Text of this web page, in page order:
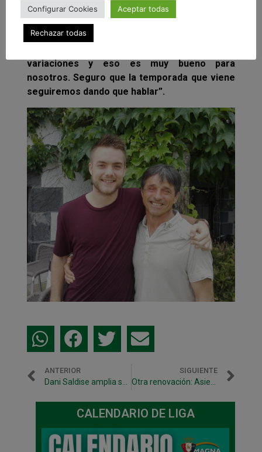
perteneciendo a la familia verde. Me
considero de aquí y todo son ventajas para
realizar un buen año tanto individual como
variaciones y eso es muy bueno para
nosotros. Seguro que la temporada que viene
seguiremos dando que hablar”.
ANTERIOR
Dani Saldise amplia su contrato hasta el 2020
SIGUIENTE
Otra renovación: Asier Llamas amplía un año su contrato.
CALENDARIO DE LIGA
Configurar Cookies Aceptar todas
Rechazar todas